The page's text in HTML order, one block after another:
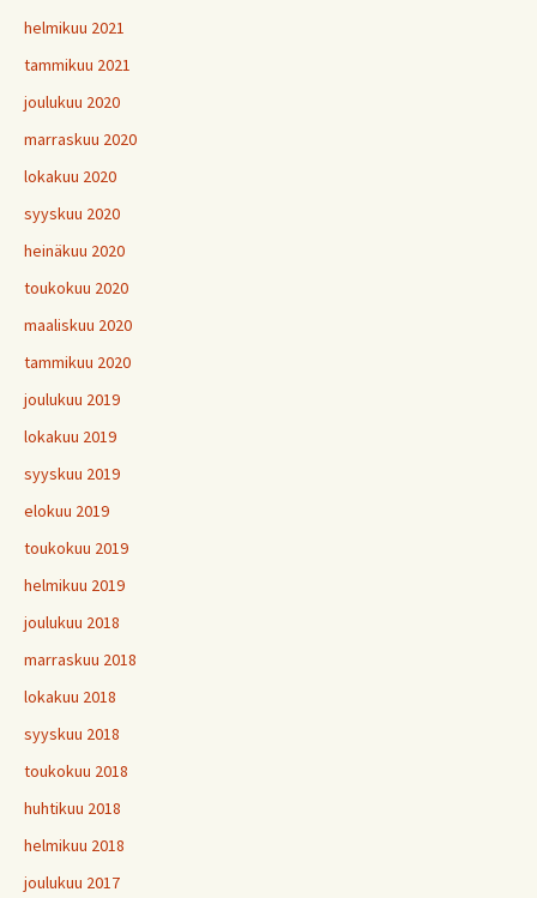
helmikuu 2021
tammikuu 2021
joulukuu 2020
marraskuu 2020
lokakuu 2020
syyskuu 2020
heinäkuu 2020
toukokuu 2020
maaliskuu 2020
tammikuu 2020
joulukuu 2019
lokakuu 2019
syyskuu 2019
elokuu 2019
toukokuu 2019
helmikuu 2019
joulukuu 2018
marraskuu 2018
lokakuu 2018
syyskuu 2018
toukokuu 2018
huhtikuu 2018
helmikuu 2018
joulukuu 2017